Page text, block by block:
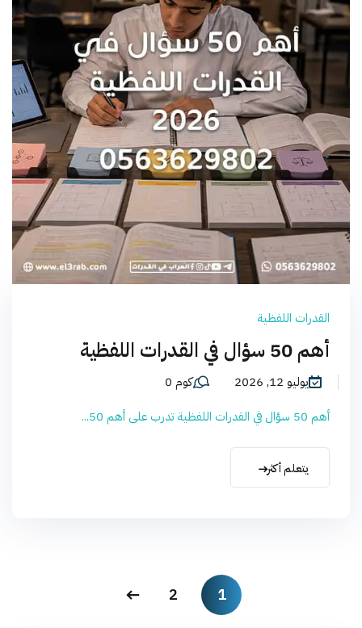
القدرات اللفظية
أهم 50 سؤال في القدرات اللفظية
يوليو 12, 2026
كوم 0
أهم 50 سؤال في القدرات اللفظية تدرب على أهم 50...
يتعلم أكثر
1
2